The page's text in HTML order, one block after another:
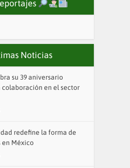
Noticias
su 39 aniversario
colaboración en el sector
redefine la forma de
en México